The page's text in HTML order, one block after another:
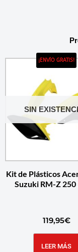
SIN
¡ENVÍO GRATIS!
Kit de Plásticos
Suzuki RM-Z 250
119,95€
LEER MÁS